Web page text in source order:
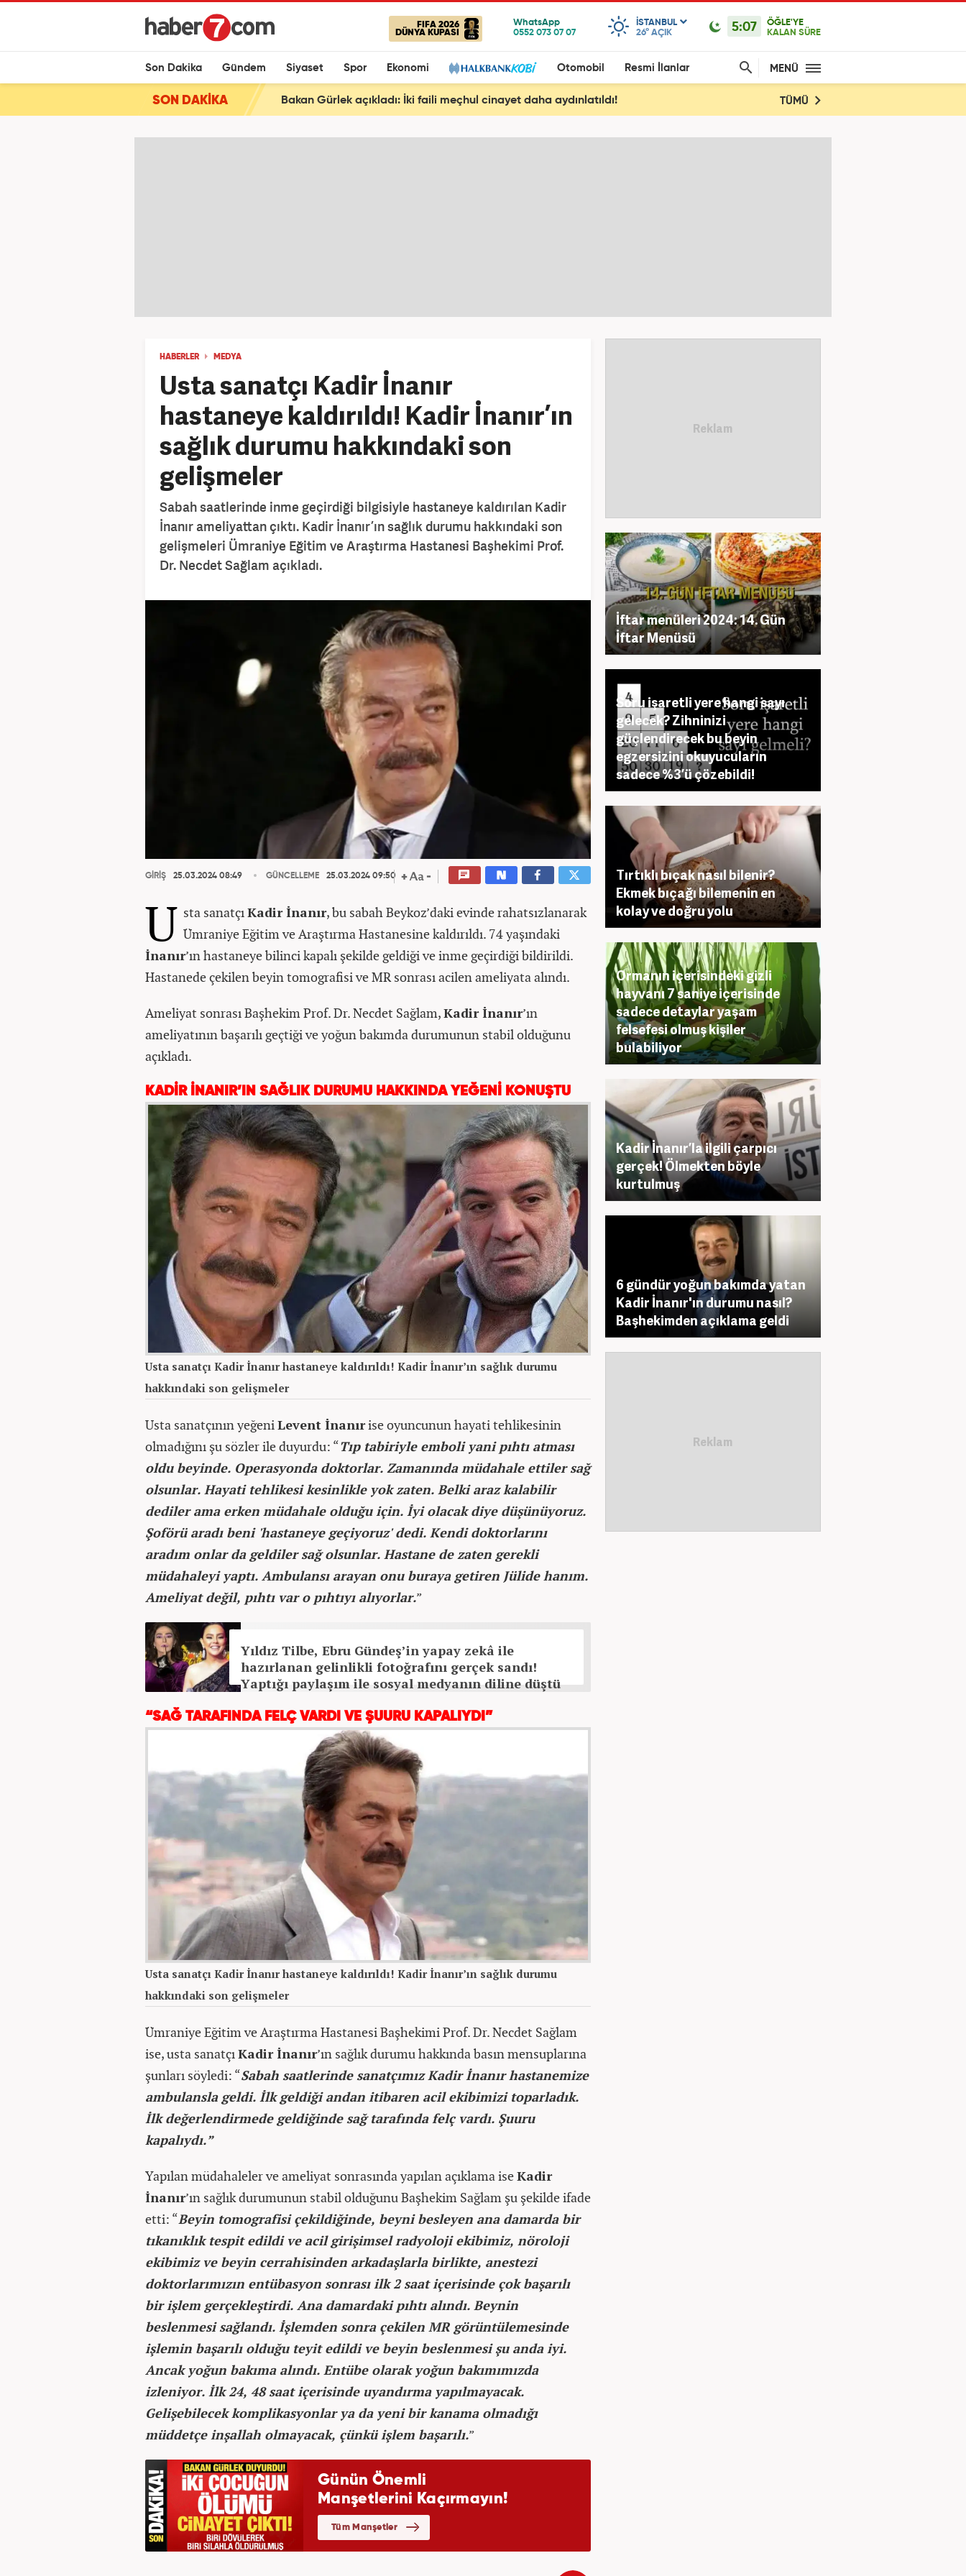
FIFA 2026
DÜNYA KUPASI
ISTANBUL
26° AÇIK 5:07
ÖĞLE'YE
KALAN SÜRE
Son Dakika Gündem Siyaset Spor Ekonomi Otomobil Resmi İlanlar MENÜ
SON DAKİKA Bakan Gürlek açıkladı: İki faili meçhul cinayet daha aydınlatıldı! TÜMÜ
HABERLER MEDYA
Usta sanatçı Kadir İnanır
hastaneye kaldırıldı! Kadir İnanır’ın
sağlık durumu hakkındaki son
gelişmeler
Sabah saatlerinde inme geçirdiği bilgisiyle hastaneye kaldırılan Kadir
İnanır ameliyattan çıktı. Kadir İnanır’ın sağlık durumu hakkındaki son
gelişmeleri Ümraniye Eğitim ve Araştırma Hastanesi Başhekimi Prof.
Dr. Necdet Sağlam açıkladı.
GİRİŞ 25.03.2024 08:49 GÜNCELLEME 25.03.2024 09:50
U sta sanatçıKadir İnanır, bu sabah Beykoz’daki evinde rahatsızlanarak
Ümraniye Eğitim ve Araştırma Hastanesine kaldırıldı. 74 yaşındaki
İnanır’ın hastaneye bilinci kapalı şekilde geldiği ve inme geçirdiği bildirildi.
Hastanede çekilen beyin tomografisi ve MR sonrası acilen ameliyata alındı.
Ameliyat sonrası Başhekim Prof. Dr. Necdet Sağlam,Kadir İnanır’ın
ameliyatının başarılı geçtiği ve yoğun bakımda durumunun stabil olduğunu
açıkladı.
KADİR İNANIR’IN SAĞLIK DURUMU HAKKINDA YEĞENİ KONUŞTU
Usta sanatçı Kadir İnanır hastaneye kaldırıldı! Kadir İnanır’ın sağlık durumu
hakkındaki son gelişmeler
Usta sanatçının yeğeniLevent İnanırise oyuncunun hayati tehlikesinin
olmadığını şu sözler ile duyurdu: “Tıp tabiriyle emboli yani pıhtı atması
oldu beyinde. Operasyonda doktorlar. Zamanında müdahale ettiler sağ
olsunlar. Hayati tehlikesi kesinlikle yok zaten. Belki araz kalabilir
dediler ama erken müdahale olduğu için. İyi olacak diye düşünüyoruz.
Şoförü aradı beni 'hastaneye geçiyoruz' dedi. Kendi doktorlarını
aradım onlar da geldiler sağ olsunlar. Hastane de zaten gerekli
müdahaleyi yaptı. Ambulansı arayan onu buraya getiren Jülide hanım.
Ameliyat değil, pıhtı var o pıhtıyı alıyorlar.”
Yıldız Tilbe, Ebru Gündeş’in yapay zekâ ile
hazırlanan gelinlikli fotoğrafını gerçek sandı!
Yaptığı paylaşım ile sosyal medyanın diline düştü
“SAĞ TARAFINDA FELÇ VARDI VE ŞUURU KAPALIYDI”
Usta sanatçı Kadir İnanır hastaneye kaldırıldı! Kadir İnanır’ın sağlık durumu
hakkındaki son gelişmeler
Ümraniye Eğitim ve Araştırma Hastanesi Başhekimi Prof. Dr. Necdet Sağlam
ise, usta sanatçı Kadir İnanır’ın sağlık durumu hakkında basın mensuplarına
şunları söyledi: “Sabah saatlerinde sanatçımız Kadir İnanır hastanemize
ambulansla geldi. İlk geldiği andan itibaren acil ekibimizi toparladık.
İlk değerlendirmede geldiğinde sağ tarafında felç vardı. Şuuru
kapalıydı.”
Yapılan müdahaleler ve ameliyat sonrasında yapılan açıklama iseKadir
İnanır’ın sağlık durumunun stabil olduğunu Başhekim Sağlam şu şekilde ifade
etti: “Beyin tomografisi çekildiğinde, beyni besleyen ana damarda bir
tıkanıklık tespit edildi ve acil girişimsel radyoloji ekibimiz, nöroloji
ekibimiz ve beyin cerrahisinden arkadaşlarla birlikte, anestezi
doktorlarımızın entübasyon sonrası ilk 2 saat içerisinde çok başarılı
bir işlem gerçekleştirdi. Ana damardaki pıhtı alındı. Beynin
beslenmesi sağlandı. İşlemden sonra çekilen MR görüntülemesinde
işlemin başarılı olduğu teyit edildi ve beyin beslenmesi şu anda iyi.
Ancak yoğun bakıma alındı. Entübe olarak yoğun bakımımızda
izleniyor. İlk 24, 48 saat içerisinde uyandırma yapılmayacak.
Gelişebilecek komplikasyonlar ya da yeni bir kanama olmadığı
müddetçe inşallah olmayacak, çünkü işlem başarılı.”
İftar menüleri 2024: 14. Gün
İftar Menüsü
Soru işaretli yere hangi sayı
gelecek? Zihninizi
güçlendirecek bu beyin
egzersizini okuyucuların
sadece %3’ü çözebildi!
Tırtıklı bıçak nasıl bilenir?
Ekmek bıçağı bilemenin en
kolay ve doğru yolu
Ormanın içerisindeki gizli
hayvanı 7 saniye içerisinde
sadece detaylar yaşam
felsefesi olmuş kişiler
bulabiliyor
Kadir İnanır’la ilgili çarpıcı
gerçek! Ölmekten böyle
kurtulmuş
6 gündür yoğun bakımda yatan
Kadir İnanır'ın durumu nasıl?
Başhekimden açıklama geldi